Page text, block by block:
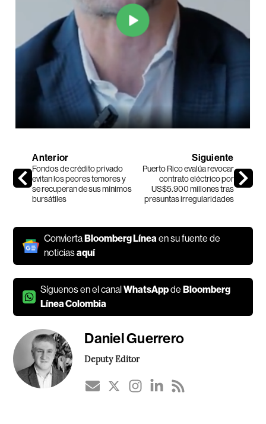
Anterior
Fondos de crédito privado
evitan los peores temores y
se recuperan de sus mínimos
bursátiles
Siguiente
Puerto Rico evalúa revocar
contrato eléctrico por
US$5.900 millones tras
presuntas irregularidades
Convierta Bloomberg Líneaen su fuente de
noticiasaquí
Síguenos en el canalWhatsAppde Bloomberg
Línea Colombia
Daniel Guerrero
Deputy Editor